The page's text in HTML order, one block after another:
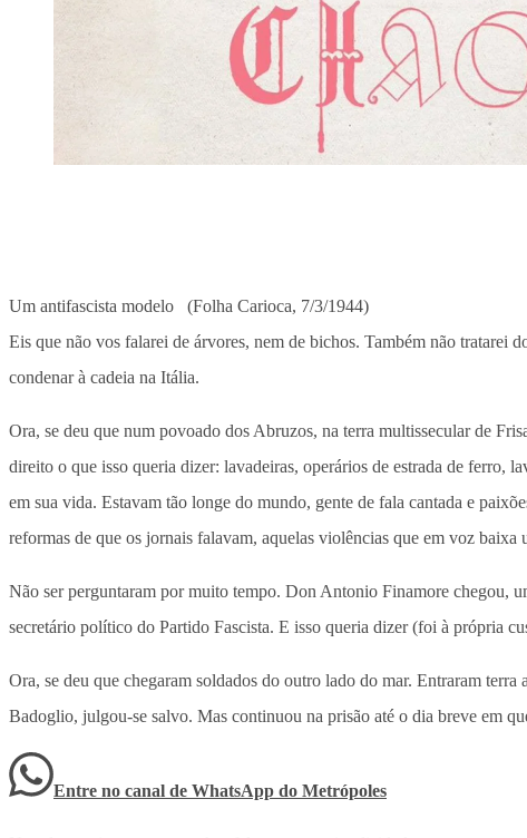
Um antifascista modelo (Folha Carioca, 7/3/1944)
Eis que não vos falarei de árvores, nem de bichos. Também não tratarei
condenar à cadeia na Itália.
Ora, se deu que num povoado dos Abruzos, na terra multissecular de
direito o que isso queria dizer: lavadeiras, operários de estrada de ferro,
em sua vida. Estavam tão longe do mundo, gente de fala cantada e
reformas de que os jornais falavam, aquelas violências que em voz baixa
Não ser perguntaram por muito tempo. Don Antonio Finamore chegou,
secretário político do Partido Fascista. E isso queria dizer (foi à própria
Ora, se deu que chegaram soldados do outro lado do mar. Entraram
Badoglio, julgou-se salvo. Mas continuou na prisão até o dia breve em
Entre no canal de WhatsApp do Metrópoles